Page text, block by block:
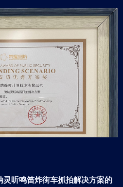
灵听鸣笛炸街车抓拍解决方案的